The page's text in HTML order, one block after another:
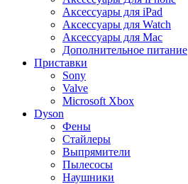
Аксессуары для iPad
Аксессуары для Watch
Аксессуары для Mac
Дополнительное питание
Приставки
Sony
Valve
Microsoft Xbox
Dyson
Фены
Стайлеры
Выпрямители
Пылесосы
Наушники